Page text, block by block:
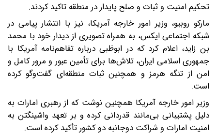
تحکیم امنیت و ثبات و صلح پایدار در منطقه تاکید کردند.
مارکو روبیو، وزیر امور خارجه آمریکا، نیز با انتشار پیامی در
شبکه اجتماعی ایکس، به همراه تصویری از دیدار خود با محمد
بن زاید، اعلام کرد که در ابوظبی درباره تفاهم‌نامه آمریکا با
جمهوری اسلامی ایران، تلاش‌ها برای تأمین عبور و مرور کامل و
امن از تنگه هرمز و همچنین ثبات منطقه‌ای گفت‌وگو کرده
است.
وزیر امور خارجه آمریکا همچنین نوشت که از رهبری امارات به
دلیل پشتیبانی بی‌مانند قدردانی کرده و بر تعهد واشینگتن به
امنیت امارات و شراکت دوجانبه دو کشور تأکید کرده است.